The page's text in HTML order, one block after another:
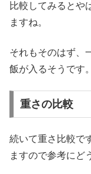
比較してみるとや
ますね。
それもそのはず、
飯が入るそうです。
重さの比較
続いて重さ比較で
ますので参考にど